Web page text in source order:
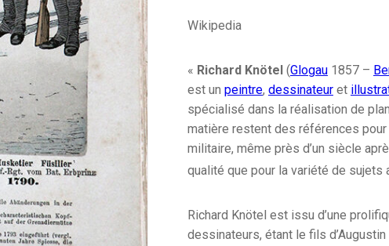
Wikipedia
« Richard Knötel(Glogau1857 –
est un peintre, dessinateuret
spécialisé dans la réalisation de
matière restent des références
militaire, même près d’un siècle
qualité que pour la variété de
Richard Knötel est issu d’une
dessinateurs, étant le fils